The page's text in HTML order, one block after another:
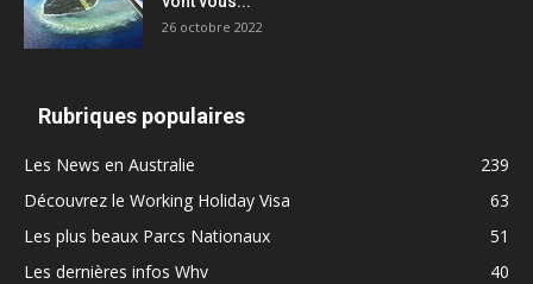
26 octobre 2022
Rubriques populaires
Les News en Australie
239
Découvrez le Working Holiday Visa
63
Les plus beaux Parcs Nationaux
51
Les dernières infos Whv
40